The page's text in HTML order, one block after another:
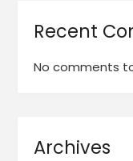
Recent
No comments
Archives